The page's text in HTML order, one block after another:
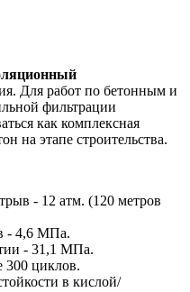
Для работ по бетонным и
фильтрации
как комплексная
на этапе строительства.
- 12 атм. (120 метров
- 4,6 МПа.
- 31,1 МПа.
300 циклов.
в кислой/